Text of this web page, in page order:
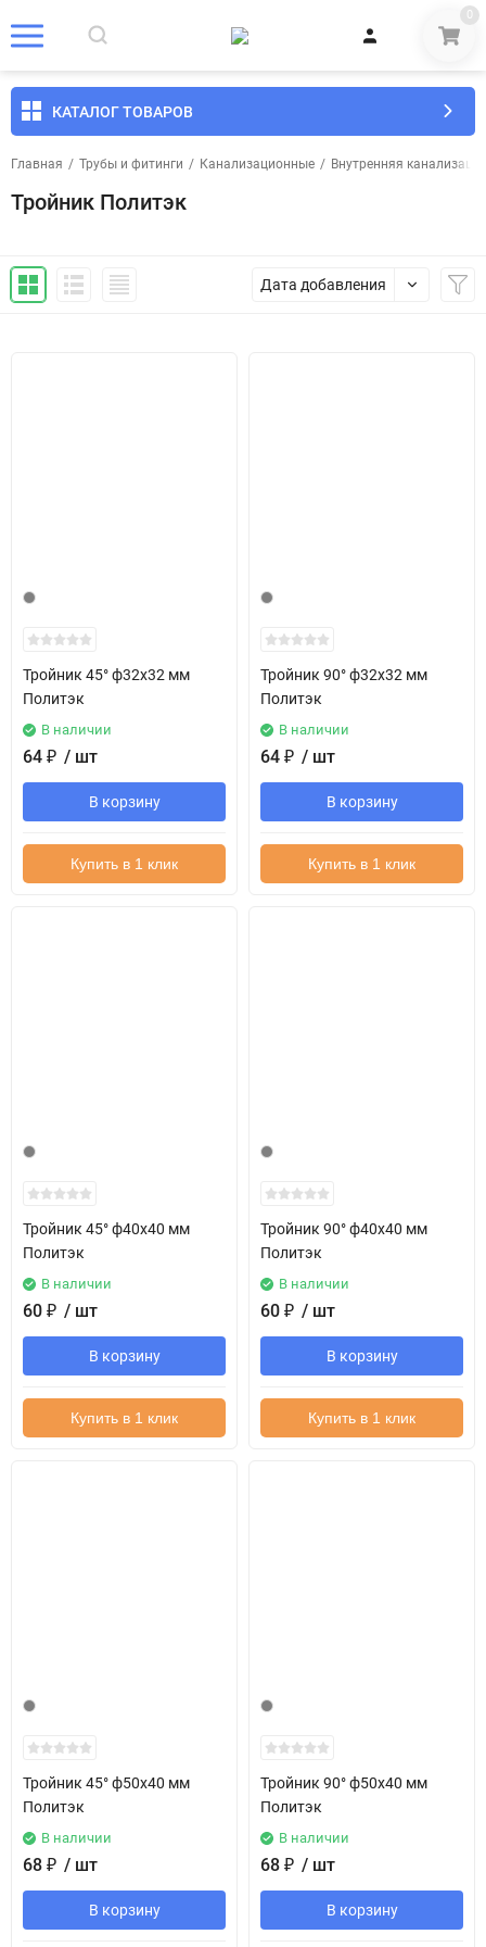
0
КАТАЛОГ ТОВАРОВ
Главная / Трубы и фитинги / Канализационные / Внутренняя
Тройник Политэк
Дата добавления
Тройник 45° ф32х32 мм
Политэк
В наличии
64 ₽ / шт
В корзину
Купить в 1 клик
Тройник 90° ф32х32 мм
Политэк
В наличии
64 ₽ / шт
В корзину
Купить в 1 клик
Тройник 45° ф40х40 мм
Политэк
В наличии
60 ₽ / шт
В корзину
Купить в 1 клик
Тройник 90° ф40х40 мм
Политэк
В наличии
60 ₽ / шт
В корзину
Купить в 1 клик
Тройник 45° ф50х40 мм
Политэк
В наличии
68 ₽ / шт
В корзину
Тройник 90° ф50х40 мм
Политэк
В наличии
68 ₽ / шт
В корзину